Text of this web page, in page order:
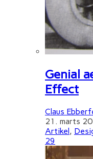
Genial
Effect
Claus
21. marts
Artikel,
29